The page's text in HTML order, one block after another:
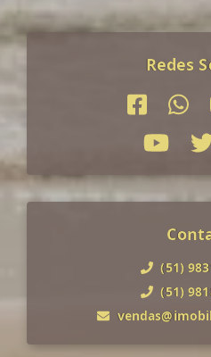
Redes
(51)
(51)